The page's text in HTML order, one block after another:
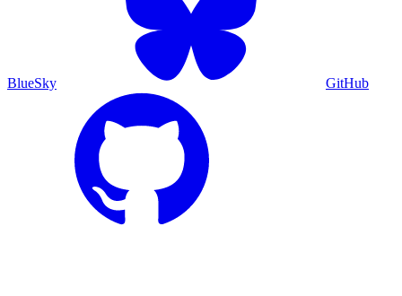
BlueSky GitHub